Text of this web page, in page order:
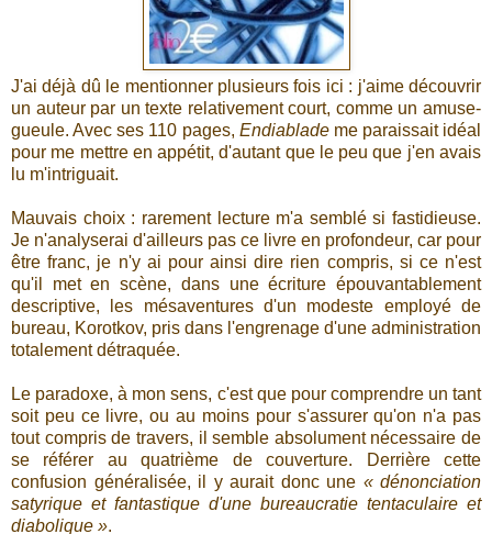
J'ai déjà dû le mentionner plusieurs fois ici : j'aime découvrir
un auteur par un texte relativement court, comme un amuse-
gueule. Avec ses 110 pages, Endiablademe paraissait idéal
pour me mettre en appétit, d'autant que le peu que j'en avais
lu m'intriguait.
Mauvais choix : rarement lecture m'a semblé si fastidieuse.
Je n'analyserai d'ailleurs pas ce livre en profondeur, car pour
être franc, je n'y ai pour ainsi dire rien compris, si ce n'est
qu'il met en scène, dans une écriture épouvantablement
descriptive, les mésaventures d'un modeste employé de
bureau, Korotkov, pris dans l'engrenage d'une administration
totalement détraquée.
Le paradoxe, à mon sens, c'est que pour comprendre un tant
soit peu ce livre, ou au moins pour s'assurer qu'on n'a pas
tout compris de travers, il semble absolument nécessaire de
se référer au quatrième de couverture. Derrière cette
confusion généralisée, il y aurait donc une « dénonciation
satyrique et fantastique d'une bureaucratie tentaculaire et
diabolique ».